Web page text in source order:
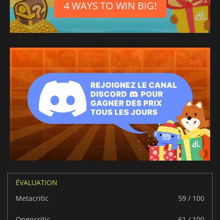
4 WAYS TO WIN BIG!
ÉVALUATION
Metacritic
59 / 100